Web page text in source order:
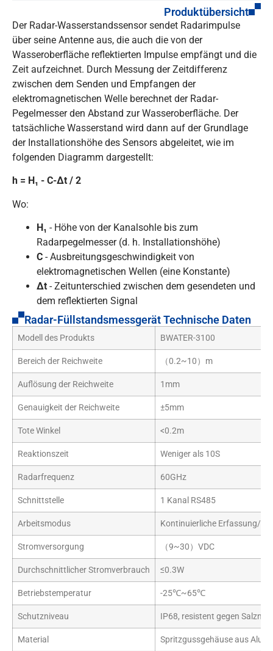
Produktübersicht
Der Radar-Wasserstandssensor sendet Radarimpulse
über seine Antenne aus, die auch die von der
Wasseroberfläche reflektierten Impulse empfängt und die
Zeit aufzeichnet. Durch Messung der Zeitdifferenz
zwischen dem Senden und Empfangen der
elektromagnetischen Welle berechnet der Radar-
Pegelmesser den Abstand zur Wasseroberfläche. Der
tatsächliche Wasserstand wird dann auf der Grundlage
der Installationshöhe des Sensors abgeleitet, wie im
folgenden Diagramm dargestellt:
h = H₁ - C-Δt / 2
Wo:
H₁ - Höhe von der Kanalsohle bis zum
Radarpegelmesser (d. h. Installationshöhe)
C - Ausbreitungsgeschwindigkeit von
elektromagnetischen Wellen (eine Konstante)
Δt - Zeitunterschied zwischen dem gesendeten und
dem reflektierten Signal
Radar-Füllstandsmessgerät Technische Daten
Modell des Produkts BWATER-3100
Bereich der Reichweite （0.2~10）m
Auflösung der Reichweite 1mm
Genauigkeit der Reichweite ±5mm
Tote Winkel <0.2m
Reaktionszeit Weniger als 10S
Radarfrequenz 60GHz
Schnittstelle 1 Kanal RS485
Arbeitsmodus Kontinuierliche Erfassung/
Stromversorgung （9~30）VDC
Durchschnittlicher Stromverbrauch ≤0.3W
Betriebstemperatur -25℃~65℃
Schutzniveau IP68, resistent gegen
Material Spritzgussgehäuse aus